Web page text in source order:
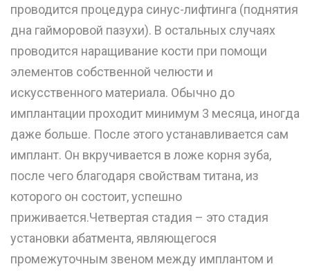
проводится процедура синус-лифтинга (поднятия
дна гайморовой пазухи). В остальных случаях
проводится наращивание кости при помощи
элементов собственной челюсти и
искусственного материала. Обычно до
имплантации проходит минимум 3 месяца, иногда
даже больше. После этого устанавливается сам
имплант. Он вкручивается в ложе корня зуба,
после чего благодаря свойствам титана, из
которого он состоит, успешно
приживается.Четвертая стадия – это стадия
установки абатмента, являющегося
промежуточным звеном между имплантом и